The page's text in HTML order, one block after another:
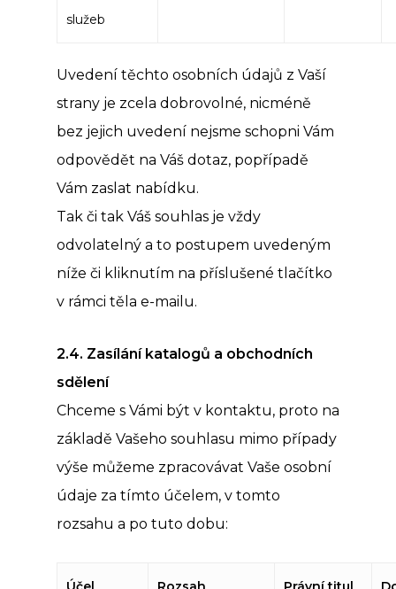
služeb
Uvedení těchto osobních údajů z Vaší
strany je zcela dobrovolné, nicméně
bez jejich uvedení nejsme schopni Vám
odpovědět na Váš dotaz, popřípadě
Vám zaslat nabídku.
Tak či tak Váš souhlas je vždy
odvolatelný a to postupem uvedeným
níže či kliknutím na příslušené tlačítko
v rámci těla e-mailu.
2.4. Zasílání katalogů a obchodních
sdělení
Chceme s Vámi být v kontaktu, proto na
základě Vašeho souhlasu mimo případy
výše můžeme zpracovávat Vaše osobní
údaje za tímto účelem, v tomto
rozsahu a po tuto dobu: